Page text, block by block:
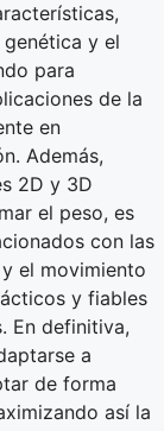
y el
para
de la
en
Además,
2D y 3D
el peso, es
con las
el movimiento
y fiables
En definitiva,
a
de forma
así la